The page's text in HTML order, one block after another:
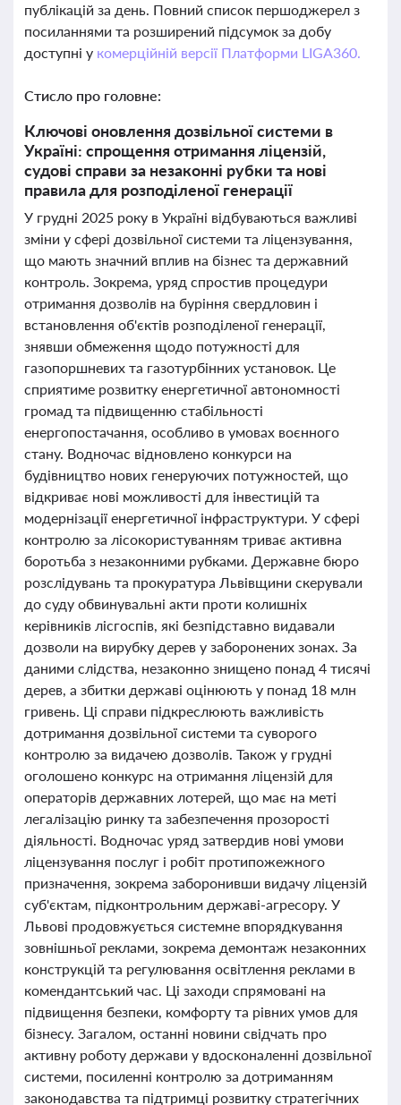
публікацій за день. Повний список першоджерел з
посиланнями та розширений підсумок за добу
доступні у комерційній версії Платформи LIGA360.
Стисло про головне:
Ключові оновлення дозвільної системи в
Україні: спрощення отримання ліцензій,
судові справи за незаконні рубки та нові
правила для розподіленої генерації
У грудні 2025 року в Україні відбуваються важливі
зміни у сфері дозвільної системи та ліцензування,
що мають значний вплив на бізнес та державний
контроль. Зокрема, уряд спростив процедури
отримання дозволів на буріння свердловин і
встановлення об'єктів розподіленої генерації,
знявши обмеження щодо потужності для
газопоршневих та газотурбінних установок. Це
сприятиме розвитку енергетичної автономності
громад та підвищенню стабільності
енергопостачання, особливо в умовах воєнного
стану. Водночас відновлено конкурси на
будівництво нових генеруючих потужностей, що
відкриває нові можливості для інвестицій та
модернізації енергетичної інфраструктури. У сфері
контролю за лісокористуванням триває активна
боротьба з незаконними рубками. Державне бюро
розслідувань та прокуратура Львівщини скерували
до суду обвинувальні акти проти колишніх
керівників лісгоспів, які безпідставно видавали
дозволи на вирубку дерев у заборонених зонах. За
даними слідства, незаконно знищено понад 4 тисячі
дерев, а збитки державі оцінюють у понад 18 млн
гривень. Ці справи підкреслюють важливість
дотримання дозвільної системи та суворого
контролю за видачею дозволів. Також у грудні
оголошено конкурс на отримання ліцензій для
операторів державних лотерей, що має на меті
легалізацію ринку та забезпечення прозорості
діяльності. Водночас уряд затвердив нові умови
ліцензування послуг і робіт протипожежного
призначення, зокрема заборонивши видачу ліцензій
суб'єктам, підконтрольним державі-агресору. У
Львові продовжується системне впорядкування
зовнішньої реклами, зокрема демонтаж незаконних
конструкцій та регулювання освітлення реклами в
комендантський час. Ці заходи спрямовані на
підвищення безпеки, комфорту та рівних умов для
бізнесу. Загалом, останні новини свідчать про
активну роботу держави у вдосконаленні дозвільної
системи, посиленні контролю за дотриманням
законодавства та підтримці розвитку стратегічних